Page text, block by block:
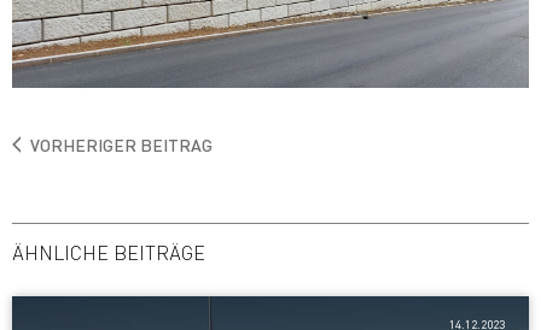
VORHERIGER BEITRAG
ÄHNLICHE BEITRÄGE
14.12.2023